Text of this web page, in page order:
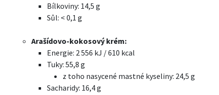
Bílkoviny: 14,5 g
Sůl: < 0,1 g
Arašídovo-kokosový krém:
Energie: 2 556 kJ / 610 kcal
Tuky: 55,8 g
z toho nasycené mastné kyseliny: 24,5 g
Sacharidy: 16,4 g